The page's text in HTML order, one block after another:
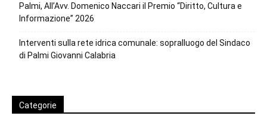
Palmi, All’Avv. Domenico Naccari il Premio “Diritto, Cultura e
Informazione” 2026
Interventi sulla rete idrica comunale: sopralluogo del Sindaco
di Palmi Giovanni Calabria
Categorie